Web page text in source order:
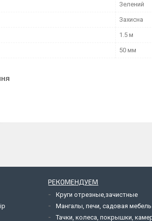
Зелений
Захисна
1.5 м
50 мм
РЕКОМЕНДУЕМ
Круги отрезные,зачистные
Мангалы, печи, садовая мебель
Тачки, колеса, покрышки,